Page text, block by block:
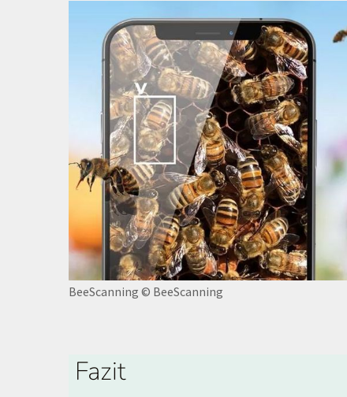
BeeScanning © BeeScanning
Fazit